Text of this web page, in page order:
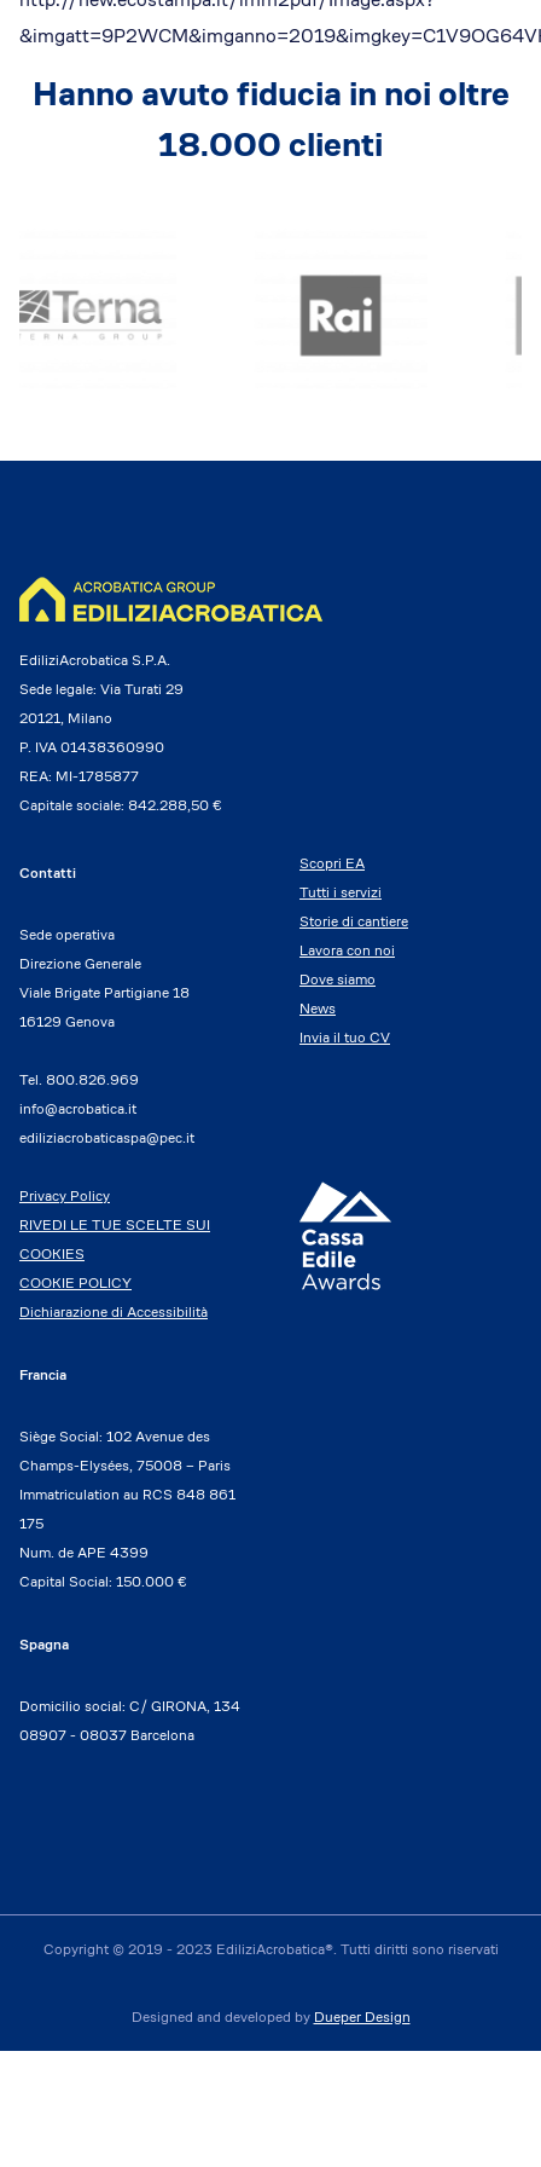
Dicono di Acrobatica
Approfondimenti
Hanno avuto fiducia in noi oltre
18.000 clienti
EdiliziAcrobatica S.P.A.
Sede legale: Via Turati 29
20121, Milano
P. IVA 01438360990
REA: MI-1785877
Capitale sociale: 842.288,50 €
Contatti
Sede operativa
Direzione Generale
Viale Brigate Partigiane 18
16129 Genova
Tel. 800.826.969
info@acrobatica.it
ediliziacrobaticaspa@pec.it
Scopri EA
Tutti i servizi
Storie di cantiere
Lavora con noi
Dove siamo
News
Invia il tuo CV
Privacy Policy
RIVEDI LE TUE SCELTE SUI
COOKIES
COOKIE POLICY
Dichiarazione di Accessibilità
Francia
Siège Social: 102 Avenue des
Champs-Elysées, 75008 – Paris
Immatriculation au RCS 848 861
175
Num. de APE 4399
Capital Social: 150.000 €
Spagna
Domicilio social: C/ GIRONA, 134
08907 - 08037 Barcelona
Copyright © 2019 - 2023 EdiliziAcrobatica®. Tutti diritti sono riservati
Designed and developed by Dueper Design